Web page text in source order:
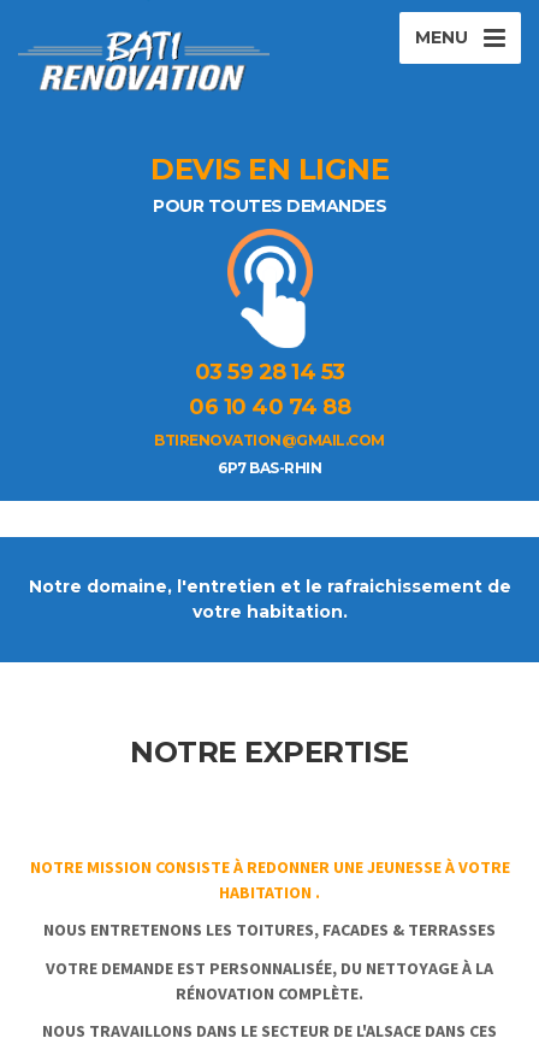
MENU
DEVIS EN LIGNE
POUR TOUTES DEMANDES
03 59 28 14 53
06 10 40 74 88
BTIRENOVATION@GMAIL.COM
6P7 BAS-RHIN
Notre domaine, l'entretien et le rafraichissement de
votre habitation.
NOTRE EXPERTISE
NOTRE MISSION CONSISTE À REDONNER UNE JEUNESSE À VOTRE
HABITATION .
NOUS ENTRETENONS LES TOITURES, FACADES & TERRASSES
VOTRE DEMANDE EST PERSONNALISÉE, DU NETTOYAGE À LA
RÉNOVATION COMPLÈTE.
NOUS TRAVAILLONS DANS LE SECTEUR DE L'ALSACE DANS CES